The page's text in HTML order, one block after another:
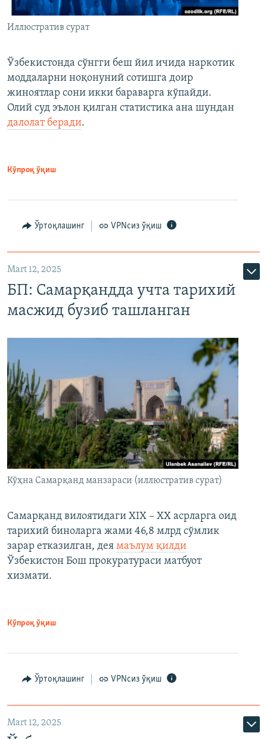
Иллюстратив сурат
Ўзбекистонда сўнгги беш йил ичида наркотик
моддаларни ноқонуний сотишга доир
жиноятлар сони икки бараварга кўпайди.
Олий суд эълон қилган статистика ана шундан
далолат беради.
Кўпроқ ўқиш
Ўртоқлашинг VPNсиз ўқиш
Mart 12, 2025
БП: Самарқандда учта тарихий
масжид бузиб ташланган
Кўҳна Самарқанд манзараси (иллюстратив сурат)
Самарқанд вилоятидаги XIX – XX асрларга оид
тарихий биноларга жами 46,8 млрд сўмлик
зарар етказилган, дея маълум қилди
Ўзбекистон Бош прокуратураси матбуот
хизмати.
Кўпроқ ўқиш
Ўртоқлашинг VPNсиз ўқиш
Mart 12, 2025